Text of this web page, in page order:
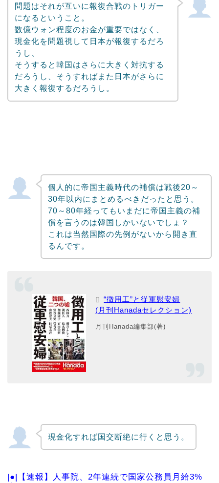
問題はそれが互いに報復合戦のトリガー
になるということ。
数億ウォン程度のお金が重要ではなく、
現金化を問題視して日本が報復するだろ
うし、
そうすると韓国はさらに大きく対抗する
だろうし、そうすればまた日本がさらに
大きく報復するだろうし。
個人的に帝国主義時代の補償は戦後20～
30年以内にまとめるべきだったと思う。
70～80年経ってもいまだに帝国主義の補
償を言うのは韓国しかいないでしょ？
これは当然国際の先例がないから開き直
るんです。
“徴用工”と従軍慰安婦
(月刊Hanadaセレクション)
月刊Hanada編集部(著)
現金化すれば国交断絶に行くと思う。
|●|【速報】人事院、2年連続で国家公務員月給3%